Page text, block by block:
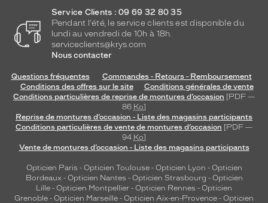
Service Clients : 09 69 32 80 35
Pendant l'été, le service clients est disponible du
lundi au vendredi de 10h à 18h.
serviceclients@krys.com
Nous contacter
Questions fréquentes
Commandes - Retours - Remboursement
Conditions des offres sur le site
Conditions générales de vente
Conditions particulières de reprise de montures d’occasion [PDF —
86 Ko]
Reprise de montures d’occasion - Liste des magasins participants
Conditions particulières de vente de montures d’occasion [PDF —
94 Ko]
Vente de montures d’occasion - Liste des magasins participants
Opticien Paris - Opticien Toulouse- Opticien Lyon - Opticien
Bordeaux- Opticien Nantes - Opticien Strasbourg - Opticien
Lille - Opticien Montpellier - Opticien Rennes - Opticien
Grenoble - Opticien Marseille - Opticien Aix-en-Provence - Opticien